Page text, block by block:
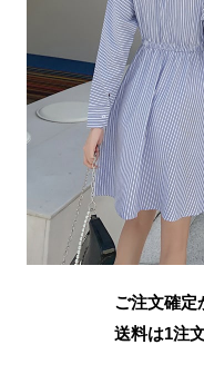
ご注文確定
送料は1注